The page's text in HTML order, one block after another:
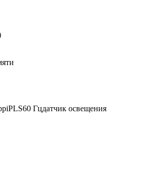
Гцдатчик освещения